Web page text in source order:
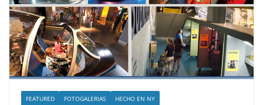
FEATURED FOTOGALERIAS HECHO EN NY